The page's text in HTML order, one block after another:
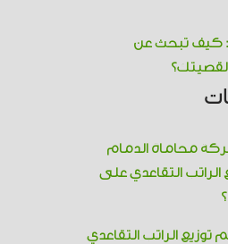
كيف تبحث عن
محاماة الدمام
التقاعدي على
توزيع الراتب التقاعدي